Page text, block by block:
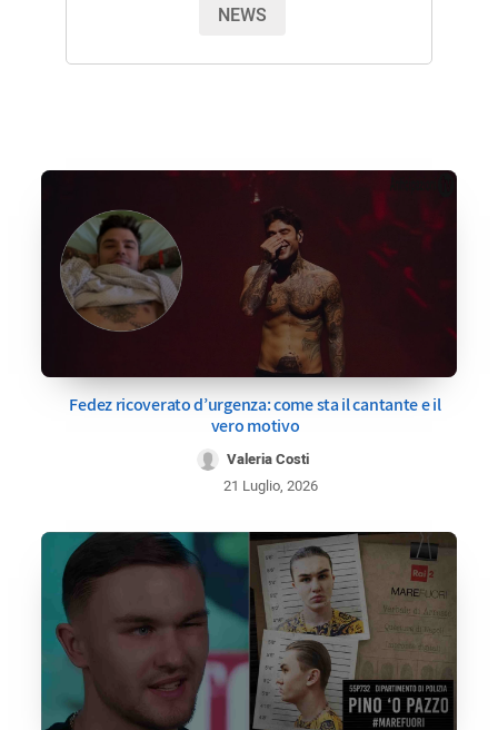
NEWS
Fedez ricoverato d’urgenza: come sta il cantante e il
vero motivo
Valeria Costi
21 Luglio, 2026